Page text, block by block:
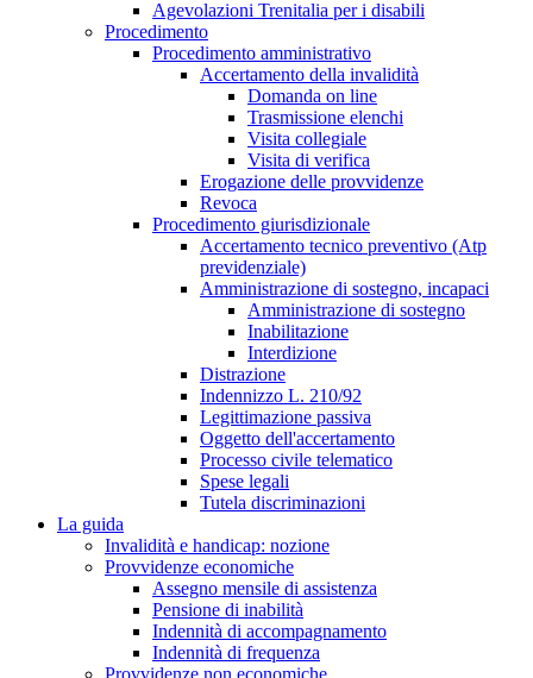
Agevolazioni Trenitalia per i disabili
Procedimento
Procedimento amministrativo
Accertamento della invalidità
Domanda on line
Trasmissione elenchi
Visita collegiale
Visita di verifica
Erogazione delle provvidenze
Revoca
Procedimento giurisdizionale
Accertamento tecnico preventivo (Atp
previdenziale)
Amministrazione di sostegno, incapaci
Amministrazione di sostegno
Inabilitazione
Interdizione
Distrazione
Indennizzo L. 210/92
Legittimazione passiva
Oggetto dell'accertamento
Processo civile telematico
Spese legali
Tutela discriminazioni
La guida
Invalidità e handicap: nozione
Provvidenze economiche
Assegno mensile di assistenza
Pensione di inabilità
Indennità di accompagnamento
Indennità di frequenza
Provvidenze non economiche